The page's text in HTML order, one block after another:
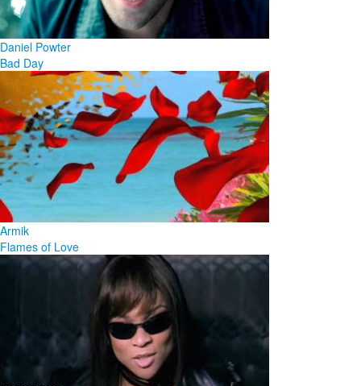
Daniel Powter
Bad Day
Armik
Flames of Love